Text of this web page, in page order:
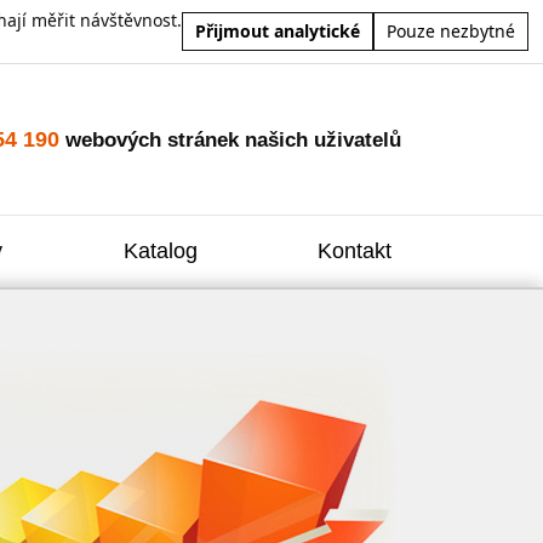
měřit návštěvnost.
Přijmout analytické Pouze nezbytné
190 webových stránek našich uživatelů
Katalog Kontakt